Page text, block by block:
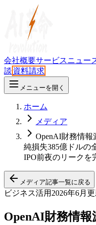
会社概要サービスニュー
談 資料請求
メニューを開く
ホーム
メディア
OpenAI財務情報
純損失385億ドルの
IPO前夜のリークを
メディア記事一覧に戻る
ビジネス活用 2026年6月
OpenAI財務情報